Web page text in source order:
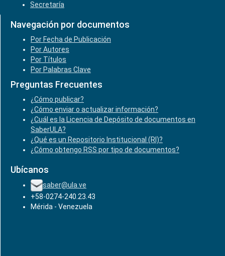
Secretaría
Navegación por documentos
Por Fecha de Publicación
Por Autores
Por Títulos
Por Palabras Clave
Preguntas Frecuentes
¿Cómo publicar?
¿Cómo enviar o actualizar información?
¿Cuál es la Licencia de Depósito de documentos en
SaberULA?
¿Qué es un Repositorio Institucional (RI)?
¿Cómo obtengo RSS por tipo de documentos?
Ubícanos
saber@ula.ve
+58-0274-240.23.43
Mérida - Venezuela